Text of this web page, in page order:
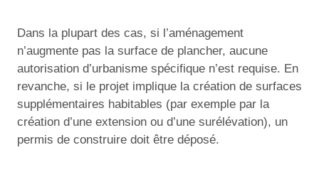
Dans la plupart des cas, si l’aménagement
n’augmente pas la surface de plancher, aucune
autorisation d’urbanisme spécifique n’est requise. En
revanche, si le projet implique la création de surfaces
supplémentaires habitables (par exemple par la
création d’une extension ou d’une surélévation), un
permis de construire doit être déposé.